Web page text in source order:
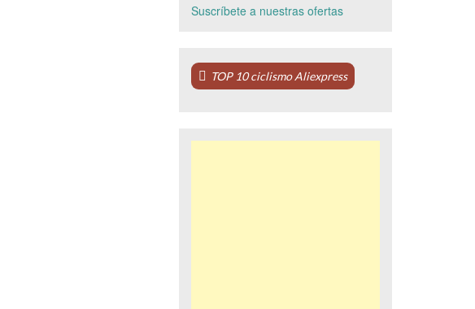
Suscríbete a nuestras ofertas
TOP 10 ciclismo Aliexpress